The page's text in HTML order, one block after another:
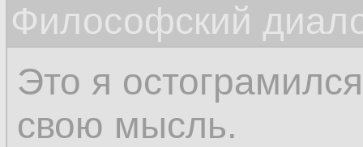
соображения нам
впоследствии.
Философский
Это я
свою мысль.